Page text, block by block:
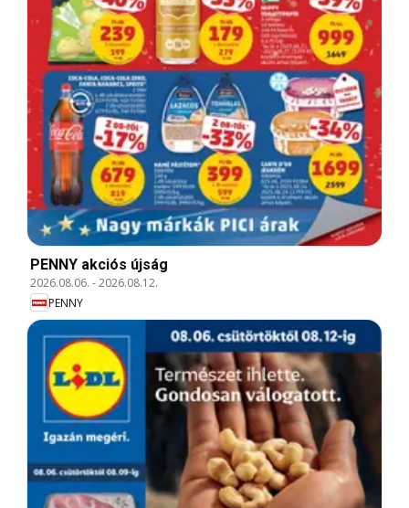
PENNY akciós újság
2026.08.06. -2026.08.12.
PENNY